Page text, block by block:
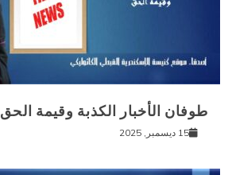
طوفان الأخبار الكذبة وقيمة الحق
15 ديسمبر, 2025